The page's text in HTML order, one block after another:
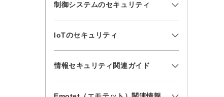
制御システムのセキュリティ
IoTのセキュリティ
情報セキュリティ関連ガイド